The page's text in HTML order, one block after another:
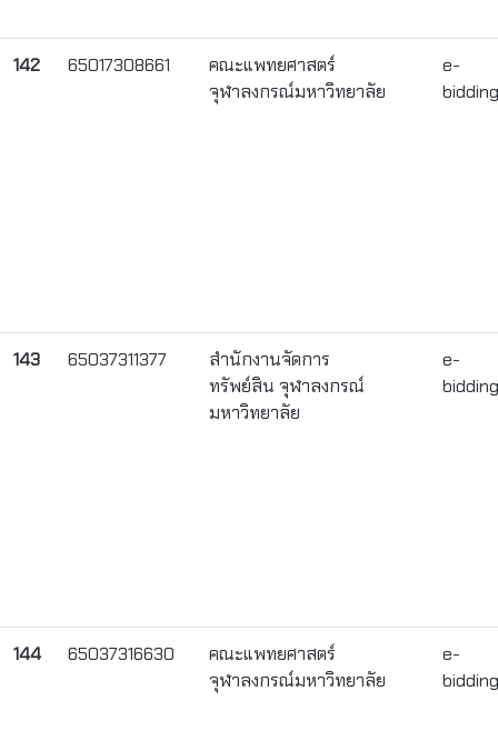
142 65017308661
คณะแพทยศาสตร์
จุฬาลงกรณ์มหาวิทยาลัย
e-
bidding
143 65037311377
สำนักงานจัดการ
ทรัพย์สิน จุฬาลงกรณ์
มหาวิทยาลัย
e-
bidding
144 65037316630
คณะแพทยศาสตร์
จุฬาลงกรณ์มหาวิทยาลัย
e-
bidding